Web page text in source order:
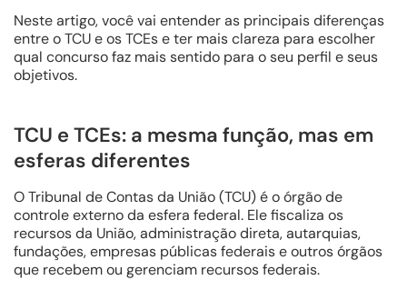
Neste artigo, você vai entender as principais diferenças
entre o TCU e os TCEs e ter mais clareza para escolher
qual concurso faz mais sentido para o seu perfil e seus
objetivos.
TCU e TCEs: a mesma função, mas em
esferas diferentes
O Tribunal de Contas da União (TCU) é o órgão de
controle externo da esfera federal. Ele fiscaliza os
recursos da União, administração direta, autarquias,
fundações, empresas públicas federais e outros órgãos
que recebem ou gerenciam recursos federais.